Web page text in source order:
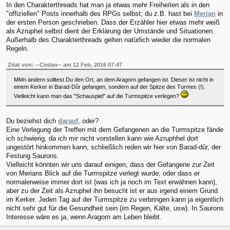
In den Charakterthreads hat man ja etwas mehr Freiheiten als in den
"offiziellen" Posts innerhalb des RPGs selbst; du z.B. hast bei Merian in
der ersten Person geschrieben. Dass der Erzähler hier etwas mehr weiß
als Azruphel selbst dient der Erklärung der Umstände und Situationen.
Außerhalb des Charakterthreads gelten natürlich wieder die normalen
Regeln.
Zitat von: --Cirdan-- am 12 Feb, 2016 07:47
MMn ändern solltest Du den Ort, an dem Aragorn gefangen ist. Dieser ist nicht in
einem Kerker in Barad-Dûr gefangen, sondern auf der Spitze des Turmes (!).
Vielleicht kann man das "Schauspiel" auf die Turmspitze verlegen?
Du beziehst dich darauf, oder?
Eine Verlegung der Treffen mit dem Gefangenen an die Turmspitze fände
ich schwierig, da ich mir nicht vorstellen kann wie Azruphhel dort
ungestört hinkommen kann, schließlich reden wir hier von Barad-dûr, der
Festung Saurons.
Vielleicht könnten wir uns darauf einigen, dass der Gefangene zur Zeit
von Merians Blick auf die Turmspitze verlegt wurde; oder dass er
normalerweise immer dort ist (was ich ja noch im Text erwähnen kann),
aber zu der Zeit als Azruphel ihn besucht ist er aus irgend einem Grund
im Kerker. Jeden Tag auf der Turmspitze zu verbringen kann ja eigentlich
nicht sehr gut für die Gesundheit sein (im Regen, Kälte, usw). In Saurons
Interesse wäre es ja, wenn Aragorn am Leben bleibt.